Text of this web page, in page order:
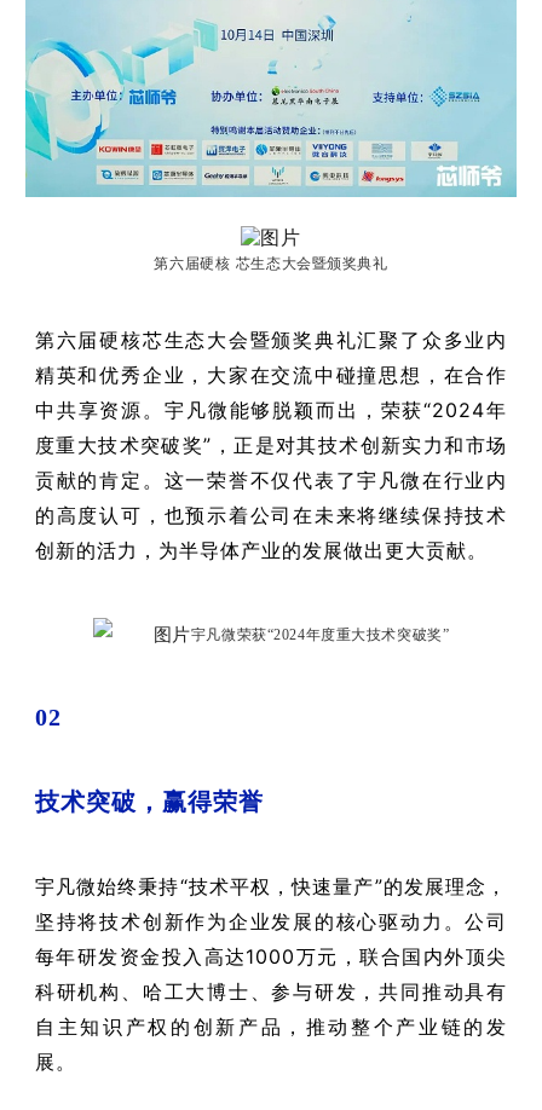
第六届硬核 芯生态大会暨颁奖典礼
第六届硬核芯生态大会暨颁奖典礼汇聚了众多业内
精英和优秀企业，大家在交流中碰撞思想，在合作
中共享资源。宇凡微能够脱颖而出，荣获“2024年
度重大技术突破奖”，正是对其技术创新实力和市场
贡献的肯定。这一荣誉不仅代表了宇凡微在行业内
的高度认可，也预示着公司在未来将继续保持技术
创新的活力，为半导体产业的发展做出更大贡献。
宇凡微荣获“2024年度重大技术突破奖”
02
技术突破，赢得荣誉
宇凡微始终秉持“技术平权，快速量产”的发展理念，
坚持将技术创新作为企业发展的核心驱动力。公司
每年研发资金投入高达1000万元，联合国内外顶尖
科研机构、哈工大博士、参与研发，共同推动具有
自主知识产权的创新产品，推动整个产业链的发
展。